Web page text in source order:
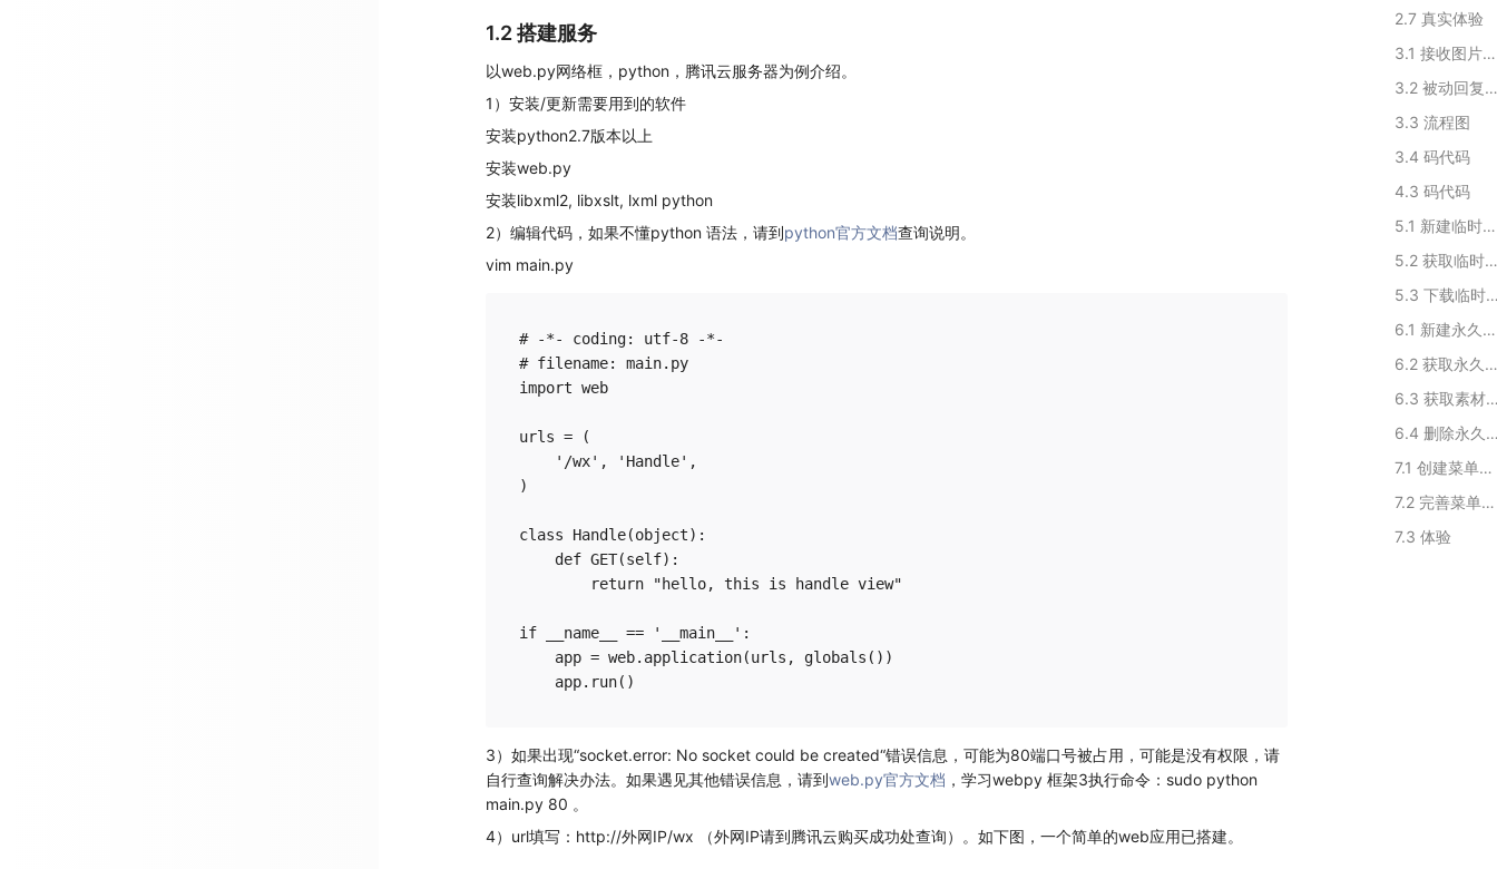
1.2 搭建服务
以web.py网络框，python，腾讯云服务器为例介绍。
1）安装/更新需要用到的软件
安装python2.7版本以上
安装web.py
安装libxml2, libxslt, lxml python
2）编辑代码，如果不懂python 语法，请到python官方文档查询说明。
vim main.py
# -*- coding: utf-8 -*-
# filename: main.py
import web
urls = (
    '/wx', 'Handle',
)
class Handle(object):
    def GET(self):
        return "hello, this is handle view"
if __name__ == '__main__':
    app = web.application(urls, globals())
3）如果出现“socket.error: No socket could be created“错误信息，可能为80端口号被占用，可能是没有权限，请
自行查询解决办法。如果遇见其他错误信息，请到web.py官方文档 ，学习webpy 框架3执行命令：sudo python
main.py 80 。
4）url填写：http://外网IP/wx （外网IP请到腾讯云购买成功处查询）。如下图，一个简单的web应用已搭建。
2.7 真实体验
3.1 接收图片消息
3.2 被动回复图片消息
3.3 流程图
3.4 码代码
4.3 码代码
5.1 新建临时素材
5.2 获取临时素材MediaID
5.3 下载
6.1 新建永久素材的方式
6.2 获取永久素材MediaID
6.3 获取
6.4 删除
7.1 创建菜单界面
7.2 完善菜单功能
7.3 体验